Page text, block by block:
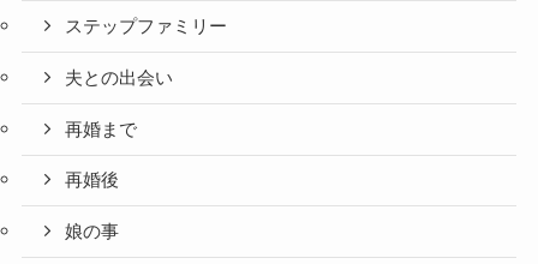
ステップファミリー
夫との出会い
再婚まで
再婚後
娘の事